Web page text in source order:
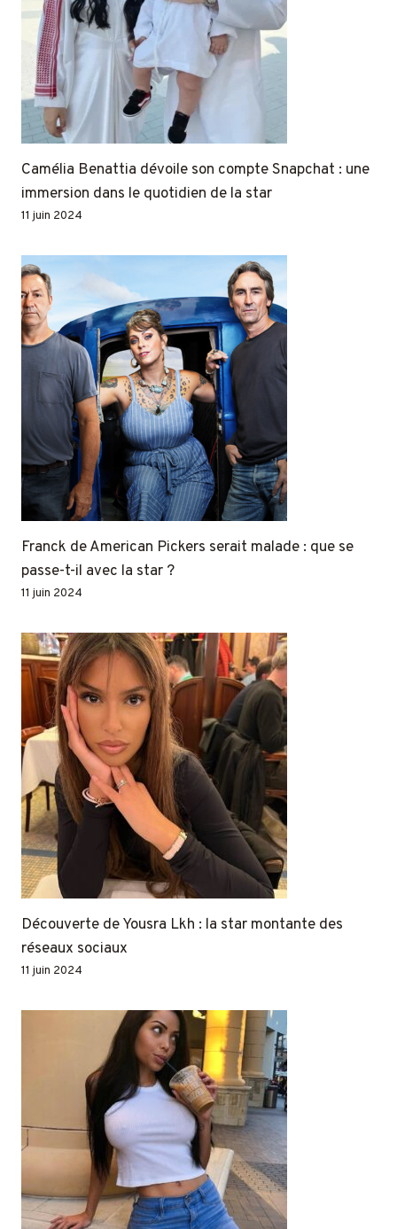
Camélia Benattia dévoile son compte Snapchat : une
immersion dans le quotidien de la star
11 juin 2024
Franck de American Pickers serait malade : que se
passe-t-il avec la star ?
11 juin 2024
Découverte de Yousra Lkh : la star montante des
réseaux sociaux
11 juin 2024